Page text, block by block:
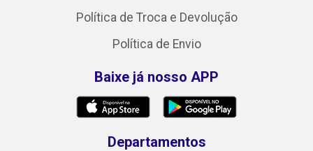
Política de Troca e Devolução
Política de Envio
Baixe já nosso APP
Departamentos